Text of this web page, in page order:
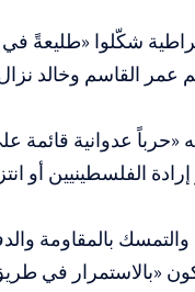
شكّلوا «طليعةً
عمر القاسم وخالد
عدوانية قائمة على
الفلسطينيين أو
بالمقاومة
«بالاستمرار في